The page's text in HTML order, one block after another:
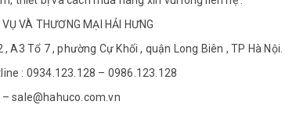
VÀ THƯƠNG MẠI HẢI HƯNG
A3 Tổ 7 , phường Cự Khối , quận Long Biên , TP Hà Nội.
: 0934.123.128 – 0986.123.128
sale@hahuco.com.vn